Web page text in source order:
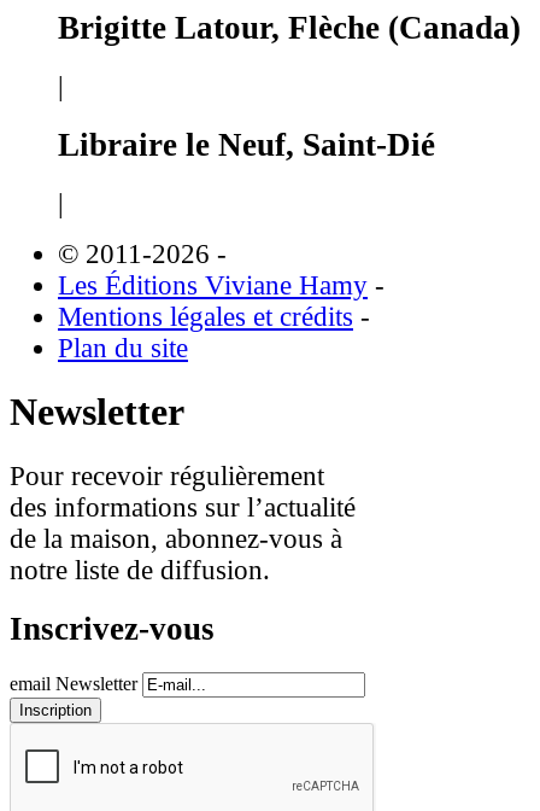
Brigitte Latour, Flèche (Canada)
|
Libraire le Neuf, Saint-Dié
|
© 2011-2026 -
Les Éditions Viviane Hamy -
Mentions légales et crédits -
Plan du site
Newsletter
Pour recevoir régulièrement
des informations sur l’actualité
de la maison, abonnez-vous à
notre liste de diffusion.
Inscrivez-vous
email Newsletter